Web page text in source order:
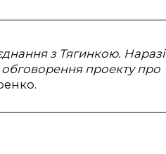
з Тягинкою. Наразі
проекту про